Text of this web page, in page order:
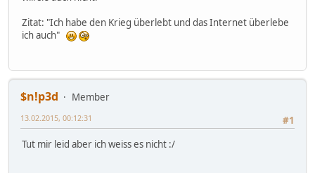
Zitat: "Ich habe den Krieg überlebt und das Internet überlebe
ich auch"
$n!p3d
Member
#1
13.02.2015, 00:12:31
Tut mir leid aber ich weiss es nicht :/